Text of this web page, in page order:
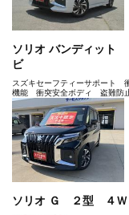
ソリオ バンディッ
ビ
スズキセーフティーサポート
機能 衝突安全ボディ 盗難防
ソリオ Ｇ ２型 ４